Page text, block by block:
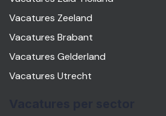
Vacatures Zeeland
Vacatures Brabant
Vacatures Gelderland
Vacatures Utrecht